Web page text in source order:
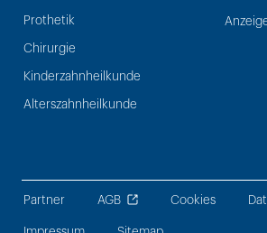
Prothetik
Chirurgie
Kinderzahnheilkunde
Alterszahnheilkunde
Partner AGB Cookies